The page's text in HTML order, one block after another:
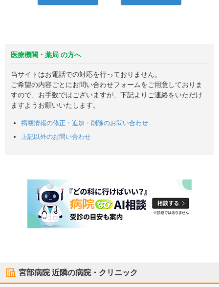
医療機関・薬局 の方へ
当サイトはお電話での対応を行っておりません。
ご希望の内容ごとにお問い合わせフォームをご用意しておりま
すので、お手数ではございますが、下記よりご連絡をいただけ
ますようお願いいたします。
掲載情報の修正・追加・削除のお問い合わせ
上記以外のお問い合わせ
宮部病院近隣の病院・クリニック